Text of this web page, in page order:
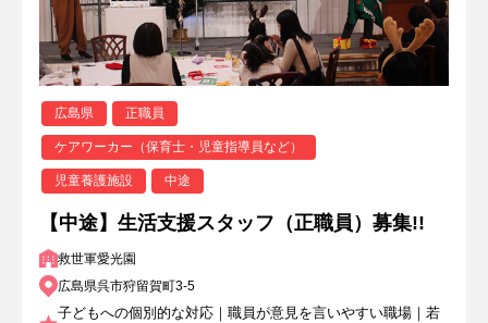
広島県 正職員
ケアワーカー（保育士・児童指導員など）
児童養護施設 中途
【中途】生活支援スタッフ（正職員）募集!!
救世軍愛光園
広島県呉市狩留賀町3-5
子どもへの個別的な対応｜職員が意見を言いやすい職場｜若